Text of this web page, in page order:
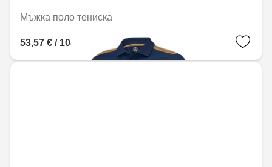
Мъжка поло тениска
53,57 € / 104,77 лв.